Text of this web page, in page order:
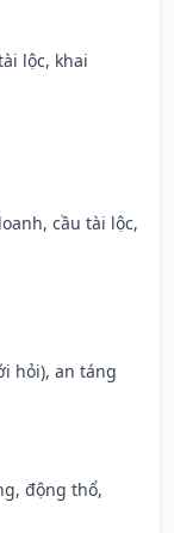
lộc, khai
cầu tài lộc,
hỏi), an táng
động thổ,